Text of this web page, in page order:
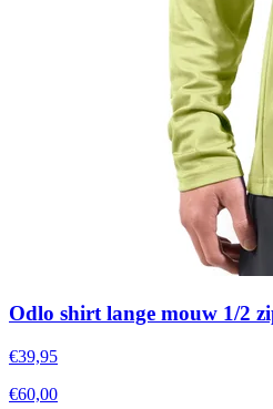
Odlo shirt lange mouw 1/2
€39,95
€60,00